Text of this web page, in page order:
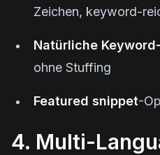
Zeichen, keyword-
Natürliche
ohne Stuffing
Featured snippet-
4. Multi-